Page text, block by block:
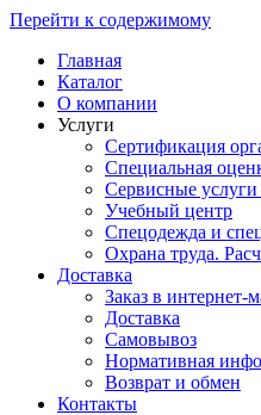
Перейти к содержимому
Главная
Каталог
О компании
Услуги
Сертификация
Специальная
Сервисные услуги
Учебный центр
Спецодежда и
Охрана труда.
Доставка
Заказ в интернет-
Доставка
Самовывоз
Нормативная
Возврат и обмен
Контакты